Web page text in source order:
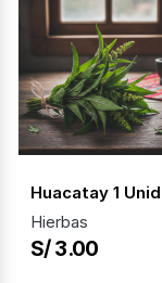
Huacatay 1
Hierbas
S/ 3.00